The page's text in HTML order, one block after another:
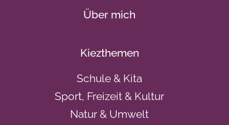
Über mich
Kiezthemen
Schule & Kita
Sport, Freizeit & Kultur
Natur & Umwelt